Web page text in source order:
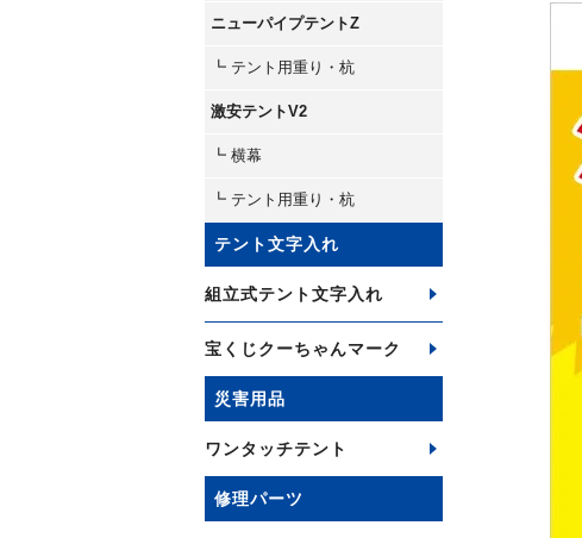
ニューパイプテントZ
┗ テント用重り・杭
激安テントV2
┗ 横幕
┗ テント用重り・杭
テント文字入れ
組立式テント文字入れ
宝くじクーちゃんマーク
災害用品
ワンタッチテント
修理パーツ